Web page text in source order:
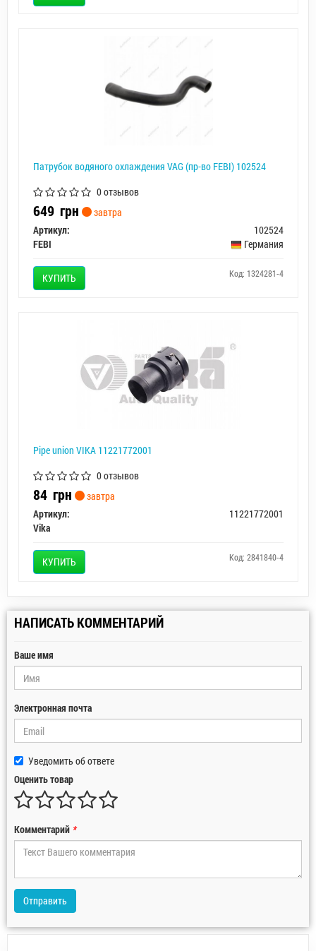
Патрубoк водяного охлаждения VAG (пр-во FEBI) 102524
0 отзывов
649 грн
завтра
Артикул:
102524
FEBI
Германия
КУПИТЬ Код: 1324281-4
Pipe union VIKA 11221772001
0 отзывов
84 грн
завтра
Артикул:
11221772001
Vika
КУПИТЬ Код: 2841840-4
НАПИСАТЬ КОММЕНТАРИЙ
Ваше имя
Электронная почта
Уведомить об ответе
Оценить товар
Комментарий *
Отправить